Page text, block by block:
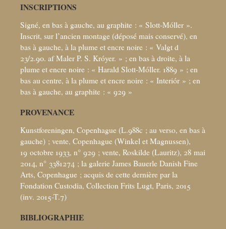
INSCRIPTIONS
Signé, en bas à gauche, au graphite : « Slott-Móller ».
Inscrit, sur l’ancien montage (déposé mais conservé), en
bas à gauche, à la plume et encre noire : « Valgt d
23/2.90. af Maler P. S. Króyer. » ; en bas à droite, à la
plume et encre noire : « Harald Slott-Móller. 1889 » ; en
bas au centre, à la plume et encre noire : « Interiór » ; en
bas à gauche, au graphite : « 929 »
PROVENANCE
Kunstforeningen, Copenhague (L.988c ; au verso, en bas à
gauche) ; vente, Copenhague (Winkel et Magnussen),
19 octobre 1933, n° 929 ; vente, Roskilde (Lauritz), 28 mai
2014, n° 3381274 ; la galerie James Bauerle Danish Fine
Arts, Copenhague ; acquis de cette dernière par la
Fondation Custodia, Collection Frits Lugt, Paris, 2015
(inv. 2015-T.7)
BIBLIOGRAPHIE